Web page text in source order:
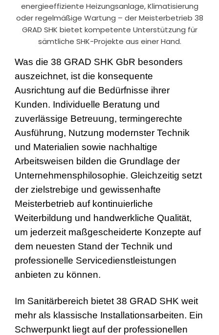
energieeffiziente Heizungsanlage, Klimatisierung
oder regelmäßige Wartung – der Meisterbetrieb 38
GRAD SHK bietet kompetente Unterstützung für
sämtliche SHK-Projekte aus einer Hand.
Was die 38 GRAD SHK GbR besonders
auszeichnet, ist die konsequente
Ausrichtung auf die Bedürfnisse ihrer
Kunden. Individuelle Beratung und
zuverlässige Betreuung, termingerechte
Ausführung, Nutzung modernster Technik
und Materialien sowie nachhaltige
Arbeitsweisen bilden die Grundlage der
Unternehmensphilosophie. Gleichzeitig setzt
der zielstrebige und gewissenhafte
Meisterbetrieb auf kontinuierliche
Weiterbildung und handwerkliche Qualität,
um jederzeit maßgescheiderte Konzepte auf
dem neuesten Stand der Technik und
professionelle Servicedienstleistungen
anbieten zu können.
Im Sanitärbereich bietet 38 GRAD SHK weit
mehr als klassische Installationsarbeiten. Ein
Schwerpunkt liegt auf der professionellen